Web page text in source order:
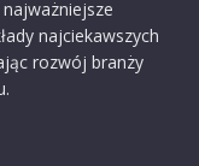
najważniejsze
najciekawszych
rozwój branży